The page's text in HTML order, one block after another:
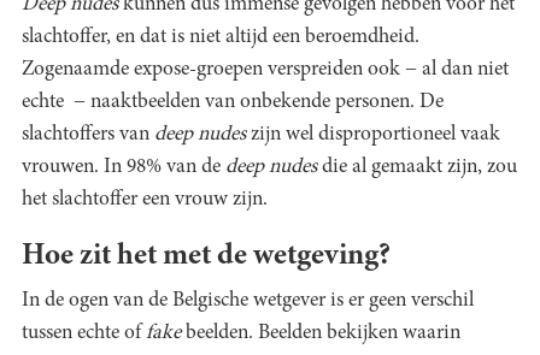
slachtoffer, en dat is niet altijd een beroemdheid.
Zogenaamde expose-groepen verspreiden ook − al dan niet
echte − naaktbeelden van onbekende personen. De
slachtoffers van deep nudeszijn wel disproportioneel vaak
vrouwen. In 98% van de deep nudesdie al gemaakt zijn, zou
het slachtoffer een vrouw zijn.
Hoe zit het met de wetgeving?
In de ogen van de Belgische wetgever is er geen verschil
tussen echte of fakebeelden. Beelden bekijken waarin